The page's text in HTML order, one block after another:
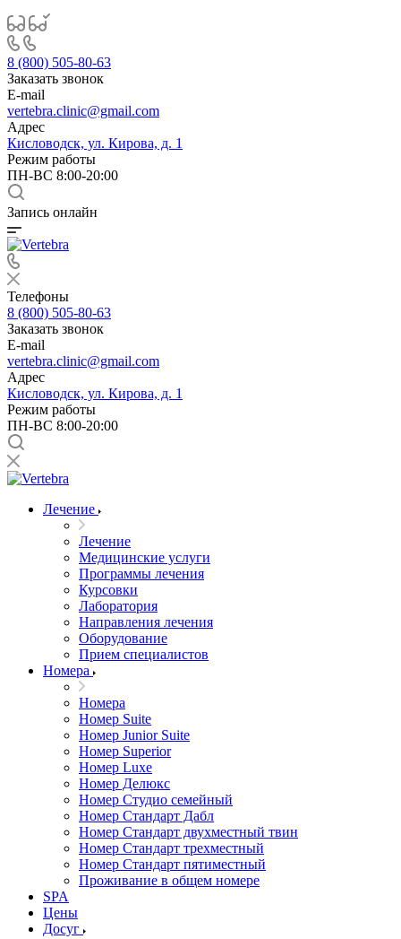
8 (800) 505-80-63
Заказать звонок
E-mail
vertebra.clinic@gmail.com
Адрес
Кисловодск, ул. Кирова, д. 1
Режим работы
ПН-ВС 8:00-20:00
Запись онлайн
Телефоны
8 (800) 505-80-63
Заказать звонок
E-mail
vertebra.clinic@gmail.com
Адрес
Кисловодск, ул. Кирова, д. 1
Режим работы
ПН-ВС 8:00-20:00
Лечение
Лечение
Медицинские услуги
Программы лечения
Курсовки
Лаборатория
Направления лечения
Оборудование
Прием специалистов
Номера
Номера
Номер Suite
Номер Junior Suite
Номер Superior
Номер Luxe
Номер Делюкс
Номер Студио семейный
Номер Стандарт Дабл
Номер Стандарт двухместный твин
Номер Стандарт трехместный
Номер Стандарт пятиместный
Проживание в общем номере
SPA
Цены
Досуг